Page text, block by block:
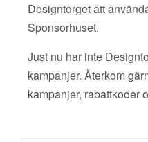
Designtorget att
Sponsorhuset.
Just nu har inte
kampanjer. Återkom
kampanjer, rabattkoder